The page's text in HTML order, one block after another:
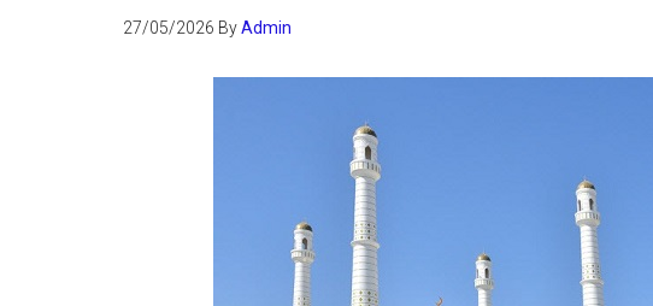
27/05/2026 ByAdmin